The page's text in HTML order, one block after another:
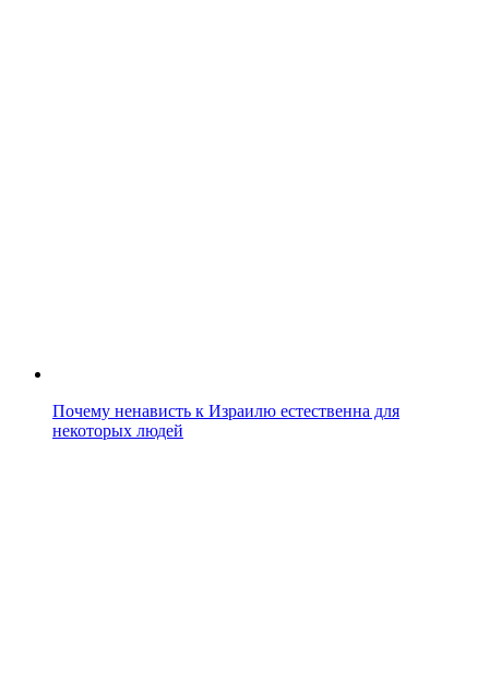
Почему ненависть к Израилю естественна для
некоторых людей